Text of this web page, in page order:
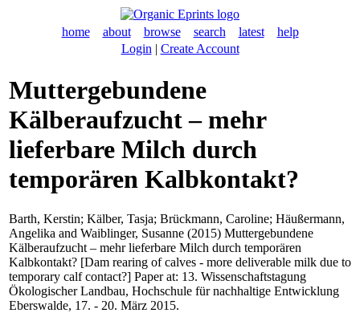
home about browse search latest
help
Login | Create Account
Muttergebundene
Kälberaufzucht – mehr
lieferbare Milch durch
temporären Kalbkontakt?
Barth, Kerstin; Kälber, Tasja; Brückmann, Caroline; Häußermann,
Angelika and Waiblinger, Susanne (2015) Muttergebundene
Kälberaufzucht – mehr lieferbare Milch durch temporären
Kalbkontakt? [Dam rearing of calves - more deliverable milk due to
temporary calf contact?] Paper at: 13. Wissenschaftstagung
Ökologischer Landbau, Hochschule für nachhaltige Entwicklung
Eberswalde, 17. - 20. März 2015.